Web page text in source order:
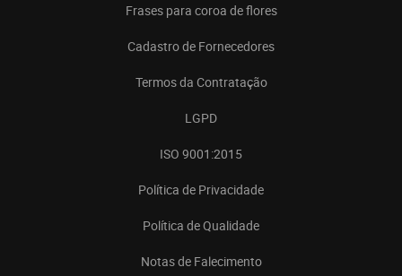
Frases para coroa de flores
Cadastro de Fornecedores
Termos da Contratação
LGPD
ISO 9001:2015
Política de Privacidade
Política de Qualidade
Notas de Falecimento